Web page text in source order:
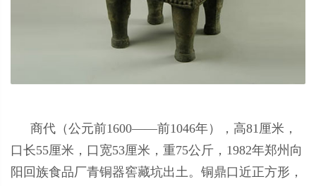
商代（公元前1600——前1046年），高81厘米，
口长55厘米，口宽53厘米，重75公斤，1982年郑州向
阳回族食品厂青铜器窖藏坑出土。铜鼎口近正方形，